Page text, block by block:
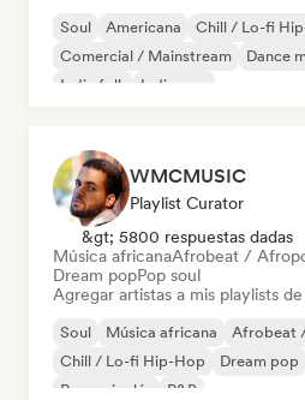
Soul Americana
Chill / Lo-fi
Comercial / Mainstream
Dance
Indie folk
Indie pop
WMCMUSIC
Playlist Curator
&gt; 5800 respuestas dadas
Música africanaAfrobeat /
Dream popPop soul
Agregar artistas a mis playlists
Soul Música africana
Afrobeat
Chill / Lo-fi Hip-Hop
Dream pop
Rap en inglés
R&B